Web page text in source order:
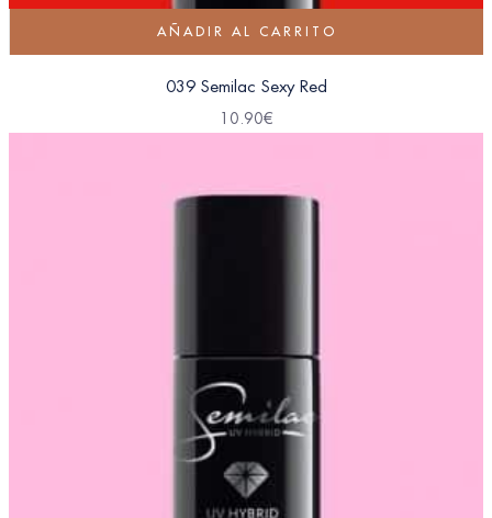
AÑADIR AL CARRITO
039 Semilac Sexy Red
10.90€